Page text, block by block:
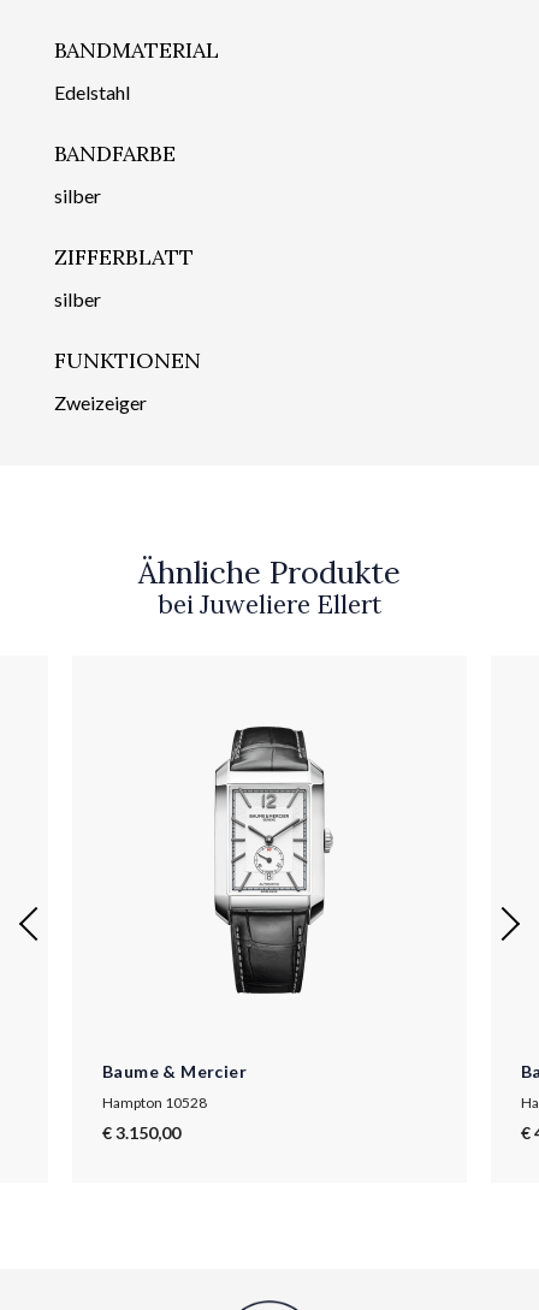
BANDMATERIAL
Edelstahl
BANDFARBE
silber
ZIFFERBLATT
silber
FUNKTIONEN
Zweizeiger
Ähnliche Produkte
bei Juweliere Ellert
Baume & Mercier
Hampton 10528
€ 3.150,00 €